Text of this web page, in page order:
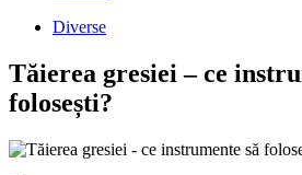
Diverse
Tăierea gresiei – ce
folosești?